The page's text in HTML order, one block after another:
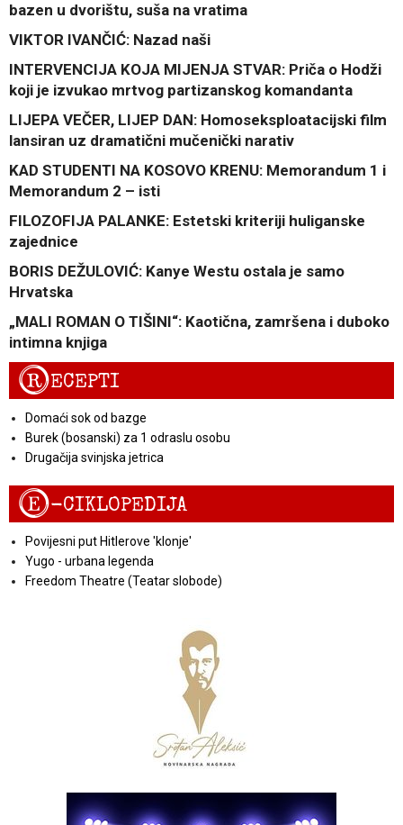
bazen u dvorištu, suša na vratima
VIKTOR IVANČIĆ: Nazad naši
INTERVENCIJA KOJA MIJENJA STVAR: Priča o Hodži
koji je izvukao mrtvog partizanskog komandanta
LIJEPA VEČER, LIJEP DAN: Homoseksploatacijski film
lansiran uz dramatični mučenički narativ
KAD STUDENTI NA KOSOVO KRENU: Memorandum 1 i
Memorandum 2 – isti
FILOZOFIJA PALANKE: Estetski kriteriji huliganske
zajednice
BORIS DEŽULOVIĆ: Kanye Westu ostala je samo
Hrvatska
„MALI ROMAN O TIŠINI“: Kaotična, zamršena i duboko
intimna knjiga
RECEPTI
Domaći sok od bazge
Burek (bosanski) za 1 odraslu osobu
Drugačija svinjska jetrica
E-CIKLOPEDIJA
Povijesni put Hitlerove 'klonje'
Yugo - urbana legenda
Freedom Theatre (Teatar slobode)